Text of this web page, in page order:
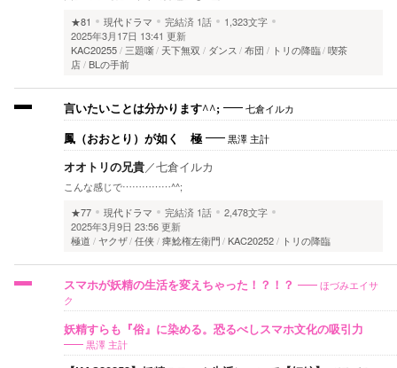
★81
現代ドラマ 完結済 1話
1,323文字
2025年3月17日 13:41 更新
KAC20255
三題噺 天下無双 ダンス 布団 トリの降臨 喫茶
店
BLの手前
言いたいことは分かります^^; 七倉イルカ
鳳（おおとり）が如く 極 黒澤 主計
オオトリの兄貴／七倉イルカ
こんな感じで……………^^;
★77
現代ドラマ 完結済 1話
2,478文字
2025年3月9日 23:56 更新
極道
ヤクザ 任侠 痺鯰権左衛門 KAC20252 トリの降臨
スマホが妖精の生活を変えちゃった！？！？
ほづみエイサ
ク
妖精すらも『俗』に染める。恐るべしスマホ文化の吸引力
黒澤 主計